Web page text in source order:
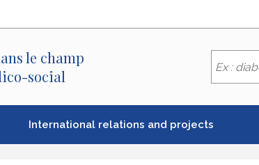
le champ
social
International relations and projects